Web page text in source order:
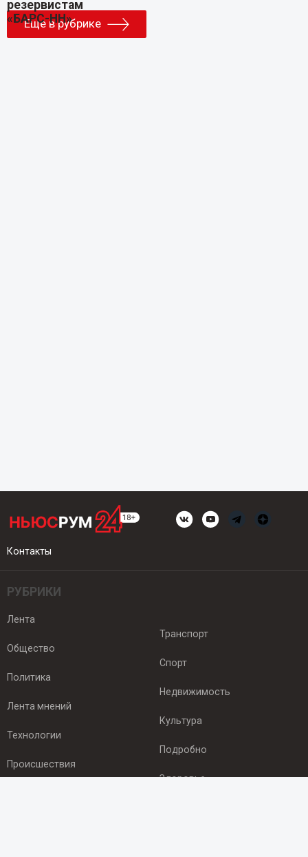
Еще в рубрике
Контакты
РУБРИКИ
Лента
Общество
Политика
Лента мнений
Технологии
Происшествия
Транспорт
Спорт
Недвижимость
Культура
Подробно
Здоровье